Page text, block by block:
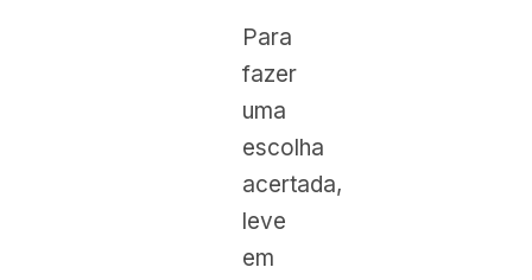
Para
fazer
uma
escolha
acertada,
leve
em